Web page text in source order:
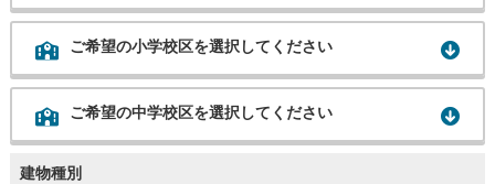
ご希望の小学校区を選択してください
ご希望の中学校区を選択してください
建物種別